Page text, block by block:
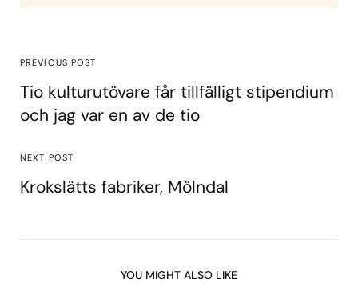
PREVIOUS POST
Tio kulturutövare får tillfälligt stipendium
och jag var en av de tio
NEXT POST
Krokslätts fabriker, Mölndal
YOU MIGHT ALSO LIKE